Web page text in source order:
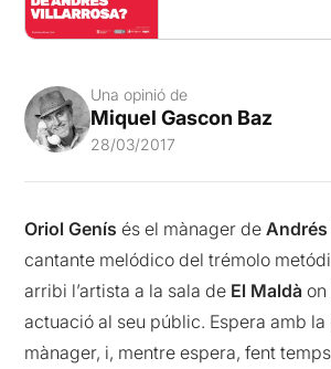
Una opinió de
Miquel Gascon Baz
28/03/2017
Oriol Genís és el mànager de
cantante melódico del trémolo
arribi l’artista a la sala de El Maldà on
actuació al seu públic. Espera amb
mànager, i, mentre espera, fent